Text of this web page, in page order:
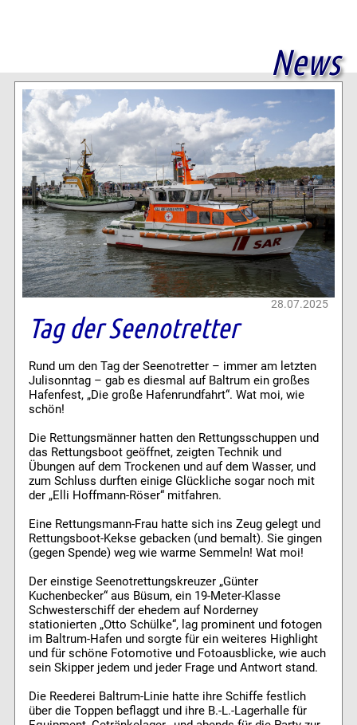
News
28.07.2025
Tag der Seenotretter
Rund um den Tag der Seenotretter – immer am letzten
Julisonntag – gab es diesmal auf Baltrum ein großes
Hafenfest, „Die große Hafenrundfahrt“. Wat moi, wie
schön!
Die Rettungsmänner hatten den Rettungsschuppen und
das Rettungsboot geöffnet, zeigten Technik und
Übungen auf dem Trockenen und auf dem Wasser, und
zum Schluss durften einige Glückliche sogar noch mit
der „Elli Hoffmann-Röser“ mitfahren.
Eine Rettungsmann-Frau hatte sich ins Zeug gelegt und
Rettungsboot-Kekse gebacken (und bemalt). Sie gingen
(gegen Spende) weg wie warme Semmeln! Wat moi!
Der einstige Seenotrettungskreuzer „Günter
Kuchenbecker“ aus Büsum, ein 19-Meter-Klasse
Schwesterschiff der ehedem auf Norderney
stationierten „Otto Schülke“, lag prominent und fotogen
im Baltrum-Hafen und sorgte für ein weiteres Highlight
und für schöne Fotomotive und Fotoausblicke, wie auch
sein Skipper jedem und jeder Frage und Antwort stand.
Die Reederei Baltrum-Linie hatte ihre Schiffe festlich
über die Toppen beflaggt und ihre B.-L.-Lagerhalle für